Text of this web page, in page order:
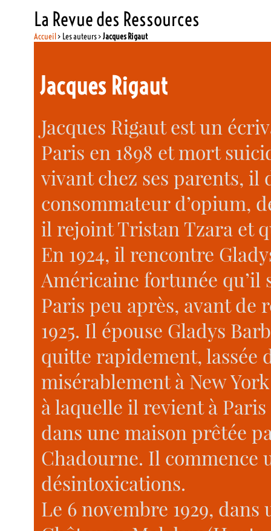
La Revue des Ressources
Accueil> Les auteurs >Jacques Rigaut
Jacques Rigaut
Jacques Rigaut est un
Paris en 1898 et mort
vivant chez ses parents, il
consommateur d’opium,
il rejoint Tristan Tzara et
En 1924, il rencontre
Américaine fortunée qu’il
Paris peu après, avant
1925. Il épouse Gladys
quitte rapidement, lassée
misérablement à New
à laquelle il revient à
dans une maison prêtée
Chadourne. Il commence
désintoxications.
Le 6 novembre 1929,